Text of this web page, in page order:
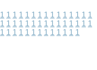
1 1 1 1 1 1 1 1 1 1 1 1 1 1 1
1 1 1 1 1 1 1 1 1 1 1 1 1 1 1
1 1 1 1 1 1 1 1 1 1 1 1 1